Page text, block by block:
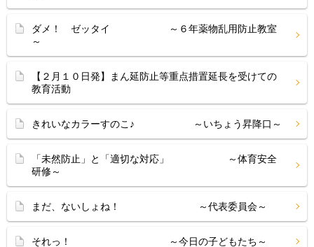
ダメ！ ゼッタイ ～６年薬物乱用防止教室
～
【２月１０日発】まん延防止等重点措置延長を受けての
教育活動
きれいなカラーすのこ♪ ～いちょう昇降口～
「未然防止」と「適切な対応」 ～体育安全
研修～
まだ、ないしょね！ ～代表委員会～
それっ！ ～今日の子どもたち～